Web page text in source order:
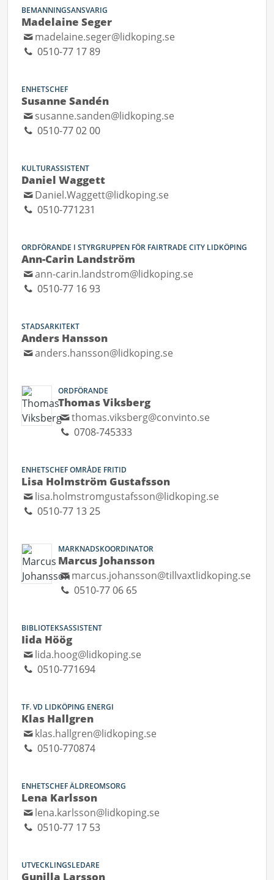
BEMANNINGSANSVARIG
Madelaine Seger
madelaine.seger@lidkoping.se
0510-77 17 89
ENHETSCHEF
Susanne Sandén
susanne.sanden@lidkoping.se
0510-77 02 00
KULTURASSISTENT
Daniel Waggett
Daniel.Waggett@lidkoping.se
0510-771231
ORDFÖRANDE I STYRGRUPPEN FÖR FAIRTRADE CITY LIDKÖPING
Ann-Carin Landström
ann-carin.landstrom@lidkoping.se
0510-77 16 93
STADSARKITEKT
Anders Hansson
anders.hansson@lidkoping.se
ORDFÖRANDE
Thomas Viksberg
thomas.viksberg@convinto.se
0708-745333
ENHETSCHEF OMRÅDE FRITID
Lisa Holmström Gustafsson
lisa.holmstromgustafsson@lidkoping.se
0510-77 13 25
MARKNADSKOORDINATOR
Marcus Johansson
marcus.johansson@tillvaxtlidkoping.se
0510-77 06 65
BIBLIOTEKSASSISTENT
Iida Höög
lida.hoog@lidkoping.se
0510-771694
TF. VD LIDKÖPING ENERGI
Klas Hallgren
klas.hallgren@lidkoping.se
0510-770874
ENHETSCHEF ÄLDREOMSORG
Lena Karlsson
lena.karlsson@lidkoping.se
0510-77 17 53
UTVECKLINGSLEDARE
Gunilla Larsson